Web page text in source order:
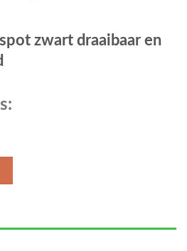
zwart draaibaar en